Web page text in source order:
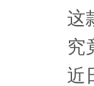
这
究
近